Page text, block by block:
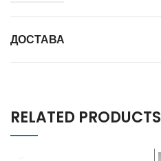
ДОСТАВА
RELATED PRODUCTS